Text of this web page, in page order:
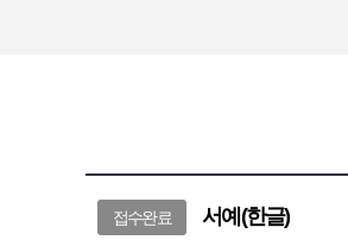
접수완료 서예(한글)